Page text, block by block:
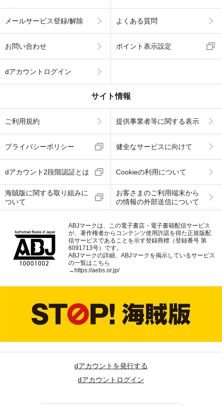
メールサービス登録/解除 よくある質問
お問い合わせ ポイント表示設定
dアカウントログイン
サイト情報
ご利用規約 提供事業者等に関する表示
プライバシーポリシー 健全なサービスに向けて
dアカウント2段階認証とは Cookieの利用について
海賊版に関する取り組みに
ついて
お客さまのご利用端末から
の情報の外部送信について
ABJマークは、この電子書店・電子書籍配信サービス
が、著作権者からコンテンツ使用許諾を得た正規版配
信サービスであることを示す登録商標（登録番号 第
6091713号）です。
ABJマークの詳細、ABJマークを掲示しているサービス
の一覧はこちら
→ https://aebs.or.jp/
dアカウントを発行する
dアカウントログイン